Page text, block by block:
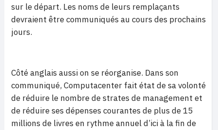
sur le départ. Les noms de leurs remplaçants
devraient être communiqués au cours des prochains
jours.
Côté anglais aussi on se réorganise. Dans son
communiqué, Computacenter fait état de sa volonté
de réduire le nombre de strates de management et
de réduire ses dépenses courantes de plus de 15
millions de livres en rythme annuel d’ici à la fin de